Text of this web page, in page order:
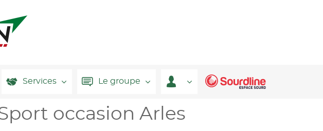
Services Le groupe
occasion Arles